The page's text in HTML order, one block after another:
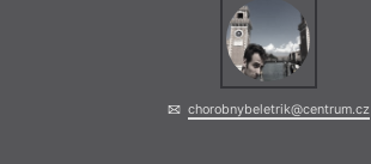
chorobnybeletrik@centrum.cz